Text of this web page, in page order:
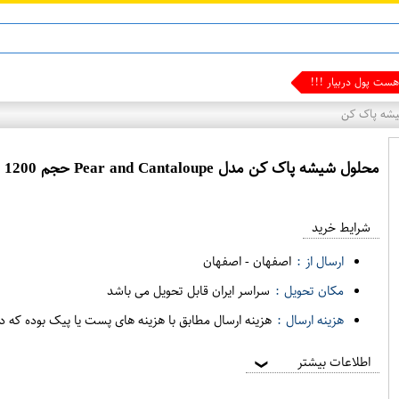
پول دربیار !!!
پاک کن
محلول شیشه پاک کن مدل Pear a​nd Cantaloupe حجم 1200 میلی لیتر فدیشه
شرایط خرید
ارسال از : اصفهان-اصفهان
مکان تحویل : سراسر ایران قابل تحویل می باشد
هزینه ارسال : هزینه ارسال مطابق با هزینه های پست یا پیک بوده
اطلاعات بیشتر ❯